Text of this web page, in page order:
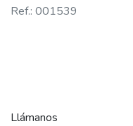
Ref.: 001539
Llámanos